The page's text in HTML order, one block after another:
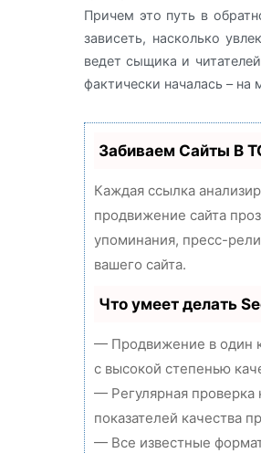
Причем это путь в
зависеть, насколько
ведет сыщика и
фактически началась – на
Забиваем Сайты В
Каждая ссылка
продвижение сайта
упоминания, пресс-
вашего сайта.
Что умеет делать
— Продвижение в один
с высокой степенью
— Регулярная проверка
показателей качества
— Все известные